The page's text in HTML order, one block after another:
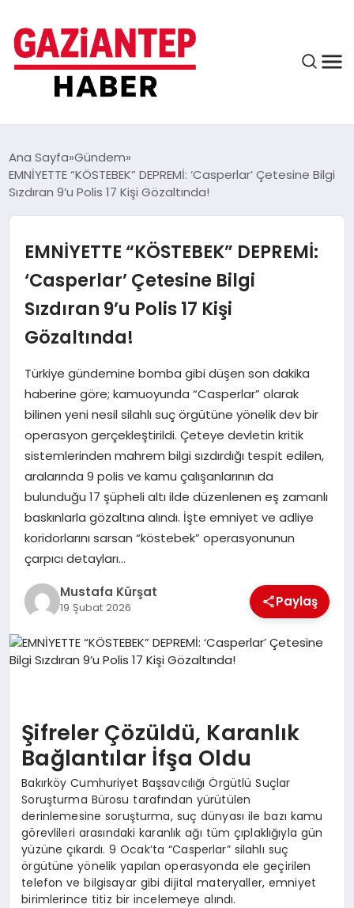
ASAYIŞ
EĞITIM
FINANS
KÜLTÜR VE SANAT
MAGAZIN
SPOR
DIĞER
Ana Sayfa Gündem
EMNİYETTE “KÖSTEBEK” DEPREMİ: ‘Casperlar’ Çetesine Bilgi
Sızdıran 9’u Polis 17 Kişi Gözaltında!
EMNİYETTE “KÖSTEBEK” DEPREMİ:
‘Casperlar’ Çetesine Bilgi
Sızdıran 9’u Polis 17 Kişi
Gözaltında!
Türkiye gündemine bomba gibi düşen son dakika
haberine göre; kamuoyunda “Casperlar” olarak
bilinen yeni nesil silahlı suç örgütüne yönelik dev bir
operasyon gerçekleştirildi. Çeteye devletin kritik
sistemlerinden mahrem bilgi sızdırdığı tespit edilen,
aralarında 9 polis ve kamu çalışanlarının da
bulunduğu 17 şüpheli altı ilde düzenlenen eş zamanlı
baskınlarla gözaltına alındı. İşte emniyet ve adliye
koridorlarını sarsan “köstebek” operasyonunun
çarpıcı detayları…
Mustafa Kürşat
19 Şubat 2026 Paylaş
Şifreler Çözüldü, Karanlık
Bağlantılar İfşa Oldu
Bakırköy Cumhuriyet Başsavcılığı Örgütlü Suçlar
Soruşturma Bürosu tarafından yürütülen
derinlemesine soruşturma, suç dünyası ile bazı kamu
görevlileri arasındaki karanlık ağı tüm çıplaklığıyla gün
yüzüne çıkardı. 9 Ocak’ta “Casperlar” silahlı suç
örgütüne yönelik yapılan operasyonda ele geçirilen
telefon ve bilgisayar gibi dijital materyaller, emniyet
birimlerince titiz bir incelemeye alındı.